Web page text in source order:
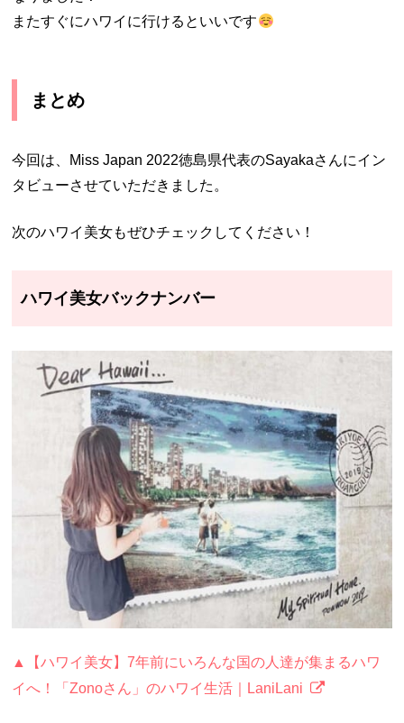
またすぐにハワイに行けるといいです
まとめ
今回は、Miss Japan 2022徳島県代表のSayakaさんにイン
タビューさせていただきました。
次のハワイ美女もぜひチェックしてください！
ハワイ美女バックナンバー
▲【ハワイ美女】7年前にいろんな国の人達が集まるハワ
イへ！「Zonoさん」のハワイ生活｜LaniLani